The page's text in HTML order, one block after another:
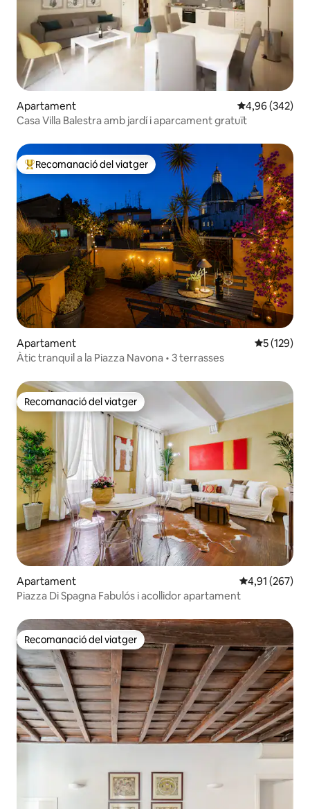
Apartament 4,96 de
4,96 (342)
Casa Villa Balestra amb jardí i aparcament gratuït
Principals recomanacions dels viatgers
Recomanació del viatger
Apartament 5 de
5 (129)
Àtic tranquil a la Piazza Navona • 3 terrasses
Recomanació del viatger
Recomanació del viatger
Apartament 4,91 de
4,91 (267)
Piazza Di Spagna Fabulós i acollidor apartament
Recomanació del viatger
Recomanació del viatger